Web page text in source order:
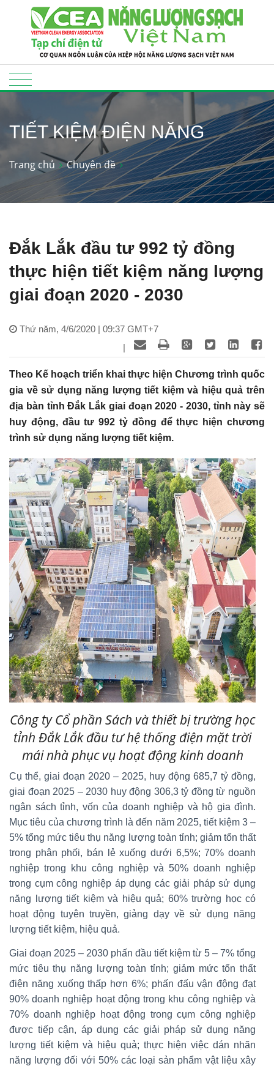
TIẾT KIỆM ĐIỆN NĂNG
Trang chủ Chuyên đề
Đắk Lắk đầu tư 992 tỷ đồng
thực hiện tiết kiệm năng lượng
giai đoạn 2020 - 2030
Thứ năm, 4/6/2020 | 09:37 GMT+7
|
Theo Kế hoạch triển khai thực hiện Chương trình quốc
gia về sử dụng năng lượng tiết kiệm và hiệu quả trên
địa bàn tỉnh Đắk Lắk giai đoạn 2020 - 2030, tỉnh này sẽ
huy động, đầu tư 992 tỷ đồng để thực hiện chương
trình sử dụng năng lượng tiết kiệm.
Công ty Cổ phần Sách và thiết bị trường học
tỉnh Đắk Lắk đầu tư hệ thống điện mặt trời
mái nhà phục vụ hoạt động kinh doanh
Cụ thể, giai đoạn 2020 – 2025, huy động 685,7 tỷ đồng,
giai đoạn 2025 – 2030 huy động 306,3 tỷ đồng từ nguồn
ngân sách tỉnh, vốn của doanh nghiệp và hộ gia đình.
Mục tiêu của chương trình là đến năm 2025, tiết kiệm 3 –
5% tổng mức tiêu thụ năng lượng toàn tỉnh; giảm tổn thất
trong phân phối, bán lẻ xuống dưới 6,5%; 70% doanh
nghiệp trong khu công nghiệp và 50% doanh nghiệp
trong cụm công nghiệp áp dụng các giải pháp sử dụng
năng lượng tiết kiệm và hiệu quả; 60% trường học có
hoạt động tuyên truyền, giảng dạy về sử dụng năng
lượng tiết kiệm, hiệu quả.
Giai đoạn 2025 – 2030 phấn đầu tiết kiệm từ 5 – 7% tổng
mức tiêu thụ năng lượng toàn tỉnh; giảm mức tổn thất
điện năng xuống thấp hơn 6%; phấn đấu vận động đạt
90% doanh nghiệp hoạt động trong khu công nghiệp và
70% doanh nghiệp hoạt động trong cụm công nghiệp
được tiếp cận, áp dụng các giải pháp sử dụng năng
lượng tiết kiệm và hiệu quả; thực hiện việc dán nhãn
năng lượng đối với 50% các loại sản phẩm vật liệu xây